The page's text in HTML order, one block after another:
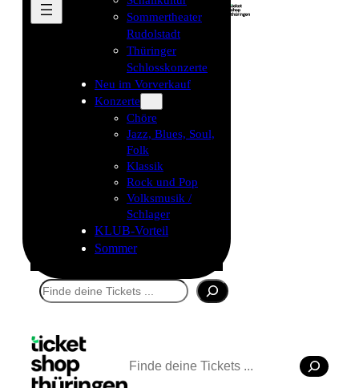
Sommertheater
Rudolstadt
Thüringer
Schlosskonzerte
Neu im Vorverkauf
Konzerte
Chöre
Jazz, Blues, Soul,
Folk
Klassik
Rock und Pop
Volksmusik /
Schlager
KLUB-Vorteil
Sommer
Suchen
Suchen